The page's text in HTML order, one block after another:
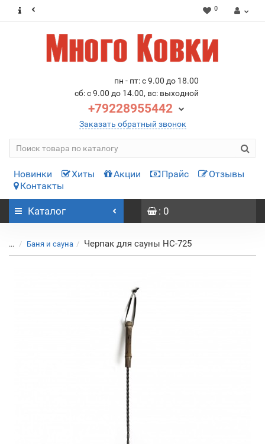
0
пн - пт: с 9.00 до 18.00
сб: с 9.00 до 14.00, вс: выходной
+79228955442
Заказать обратный звонок
Новинки Хиты Акции Прайс
Отзывы
Контакты
Каталог : 0
... Баня и сауна Черпак для сауны HC-725